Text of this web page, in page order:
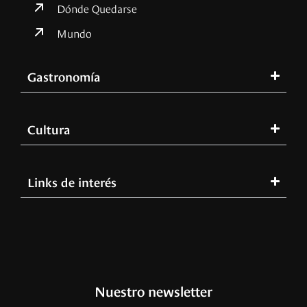
Dónde Quedarse
Mundo
Gastronomía
Cultura
Links de interés
Nuestro newsletter